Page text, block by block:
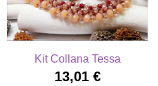
Kit Collana Tessa
13,01 €